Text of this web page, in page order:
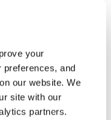
your
preferences, and
our website. We
site with our
partners.
Blanqueo de
guía.
(CDD)